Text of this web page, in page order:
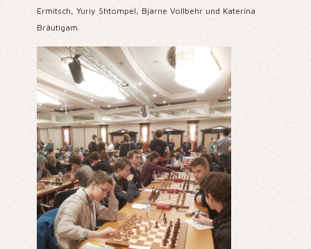
Ermitsch, Yuriy Shtompel, Bjarne Vollbehr und Katerina
Bräutigam.